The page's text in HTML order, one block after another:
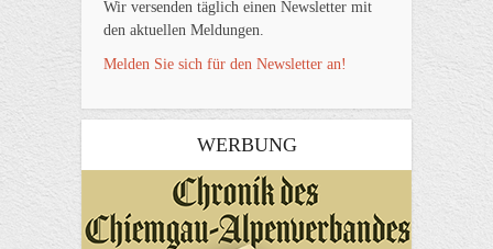
Wir versenden täglich einen Newsletter mit
den aktuellen Meldungen.
Melden Sie sich für den Newsletter an!
WERBUNG